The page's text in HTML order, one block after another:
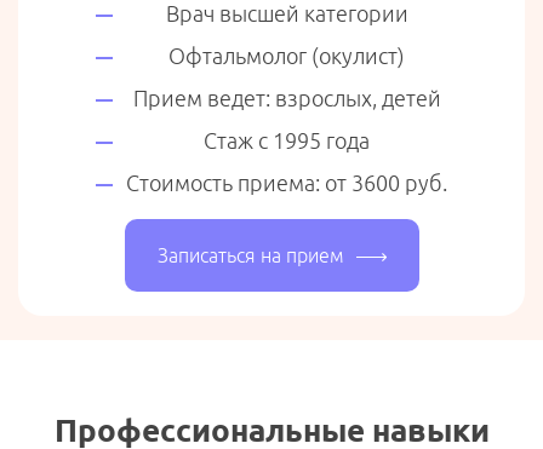
Врач высшей категории
Офтальмолог (окулист)
Прием ведет: взрослых, детей
Стаж с 1995 года
Стоимость приема: от 3600 руб.
Записаться на прием
Профессиональные навыки